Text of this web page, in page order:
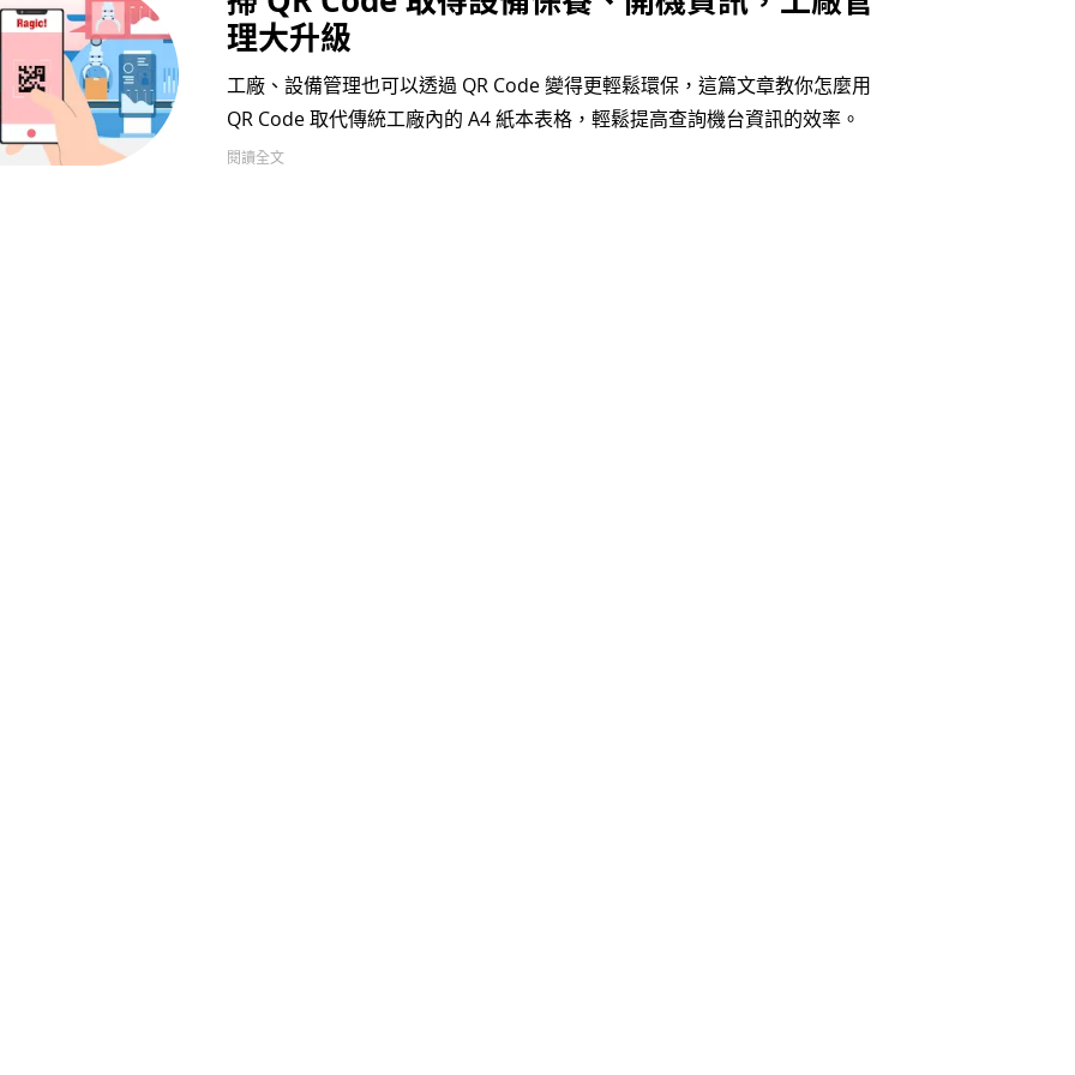
理大升級
工廠、設備管理也可以透過 QR Code 變得更輕鬆環保，這篇文章教你怎麼用
QR Code 取代傳統工廠內的 A4 紙本表格，輕鬆提高查詢機台資訊的效率。
閱讀全文